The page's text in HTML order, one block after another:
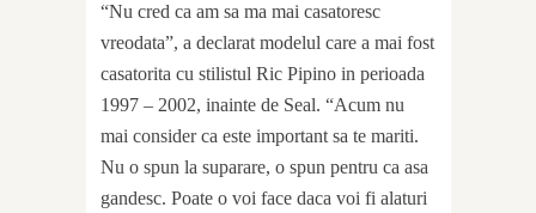
“Nu cred ca am sa ma mai casatoresc
vreodata”, a declarat modelul care a mai fost
casatorita cu stilistul Ric Pipino in perioada
1997 – 2002, inainte de Seal. “Acum nu
mai consider ca este important sa te mariti.
Nu o spun la suparare, o spun pentru ca asa
gandesc. Poate o voi face daca voi fi alaturi